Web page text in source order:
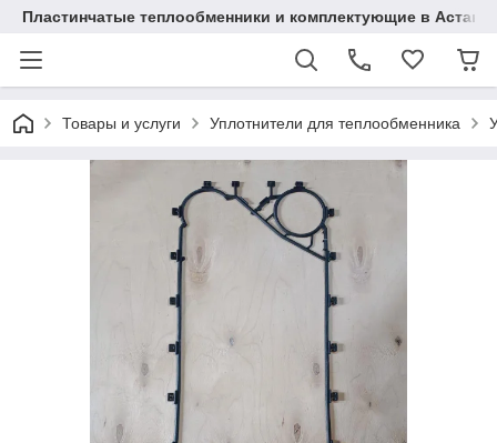
Пластинчатые теплообменники и комплектующие в Астане
Товары и услуги Уплотнители для теплообменника